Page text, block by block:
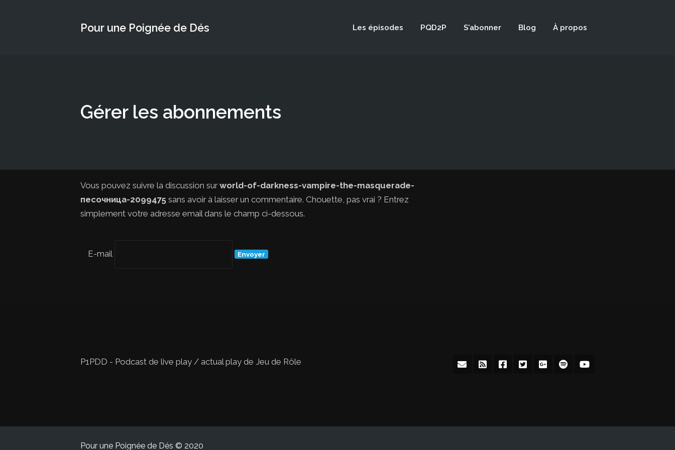
Pour une Poignée de Dés Les épisodes PQD2P S’abonner Blog À propos
Gérer les abonnements
Vous pouvez suivre la discussion surworld-of-darkness-vampire-the-masquerade-
песочница-2099475 sans avoir à laisser un commentaire. Chouette, pas vrai ? Entrez
simplement votre adresse email dans le champ ci-dessous.
E-mail
P1PDD - Podcast de live play / actual play de Jeu de Rôle
Pour une Poignée de Dés © 2020